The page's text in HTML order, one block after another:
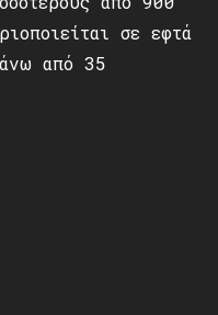
σε εφτά
από 35